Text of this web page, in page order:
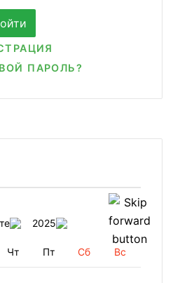
ПАРОЛЬ?
2025
Чт Пт Сб Вс